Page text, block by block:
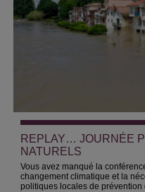
REPLAY… JOURNÉE
NATURELS
Vous avez manqué la
changement climatique et la
politiques locales de